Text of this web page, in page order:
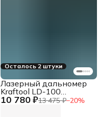
Осталось 2 штуки
10 780 ₽13 475 ₽−20%
Лазерный дальномер
Kraftool LD-100
2кл.лаз. 650нм цв.луч.